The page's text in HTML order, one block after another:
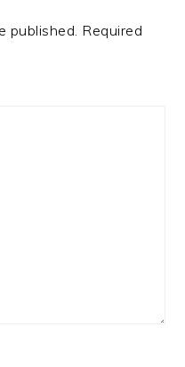
published. Required